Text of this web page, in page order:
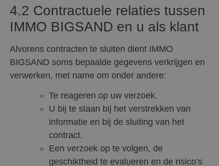
4.2 Contractuele relaties tussen
IMMO BIGSAND en u als klant
Alvorens contracten te sluiten dient IMMO
BIGSAND soms bepaalde gegevens verkrijgen en
verwerken, met name om onder andere:
Te reageren op uw verzoek.
U bij te staan bij het verstrekken van
informatie en bij de sluiting van het
contract.
Een verzoek op te volgen, de
geschiktheid te evalueren en de risico’s